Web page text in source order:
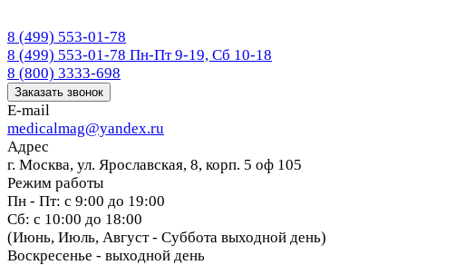
8 (499) 553-01-78
8 (499) 553-01-78 Пн-Пт 9-19, Сб 10-18
8 (800) 3333-698
Заказать звонок
E-mail
medicalmag@yandex.ru
Адрес
г. Москва, ул. Ярославская, 8, корп. 5 оф 105
Режим работы
Пн - Пт: с 9:00 до 19:00
Сб: с 10:00 до 18:00
(Июнь, Июль, Август - Суббота выходной день)
Воскресенье - выходной день